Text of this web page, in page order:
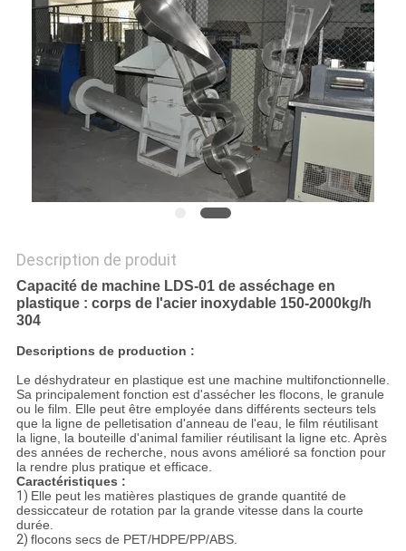
PLAN
DU
SITE
PRIVACY
Description de produit
Capacité de machine LDS-01 de asséchage en
plastique : corps de l'acier inoxydable 150-2000kg/h
304
Descriptions de production :
Le déshydrateur en plastique est une machine multifonctionnelle.
Sa principalement fonction est d'assécher les flocons, le granule
ou le film. Elle peut être employée dans différents secteurs tels
que la ligne de pelletisation d'anneau de l'eau, le film réutilisant
la ligne, la bouteille d'animal familier réutilisant la ligne etc. Après
des années de recherche, nous avons amélioré sa fonction pour
la rendre plus pratique et efficace.
Caractéristiques :
1) Elle peut les matières plastiques de grande quantité de
dessiccateur de rotation par la grande vitesse dans la courte
durée.
2) flocons secs de PET/HDPE/PP/ABS.